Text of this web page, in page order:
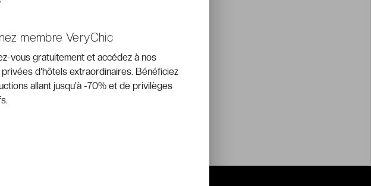
membre VeryChic
vous gratuitement et accédez à nos
d'hôtels extraordinaires. Bénéficiez
allant jusqu'à -70% et de privilèges